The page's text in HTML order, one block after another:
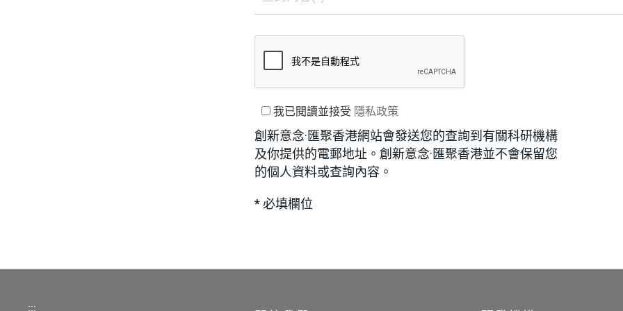
我已閱讀並接受 隱私政策
創新意念·匯聚香港網站會發送您的查詢到有關科研機構
及你提供的電郵地址。創新意念·匯聚香港並不會保留您
的個人資料或查詢內容。
* 必填欄位
:::